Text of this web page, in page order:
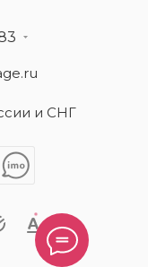
и СНГ